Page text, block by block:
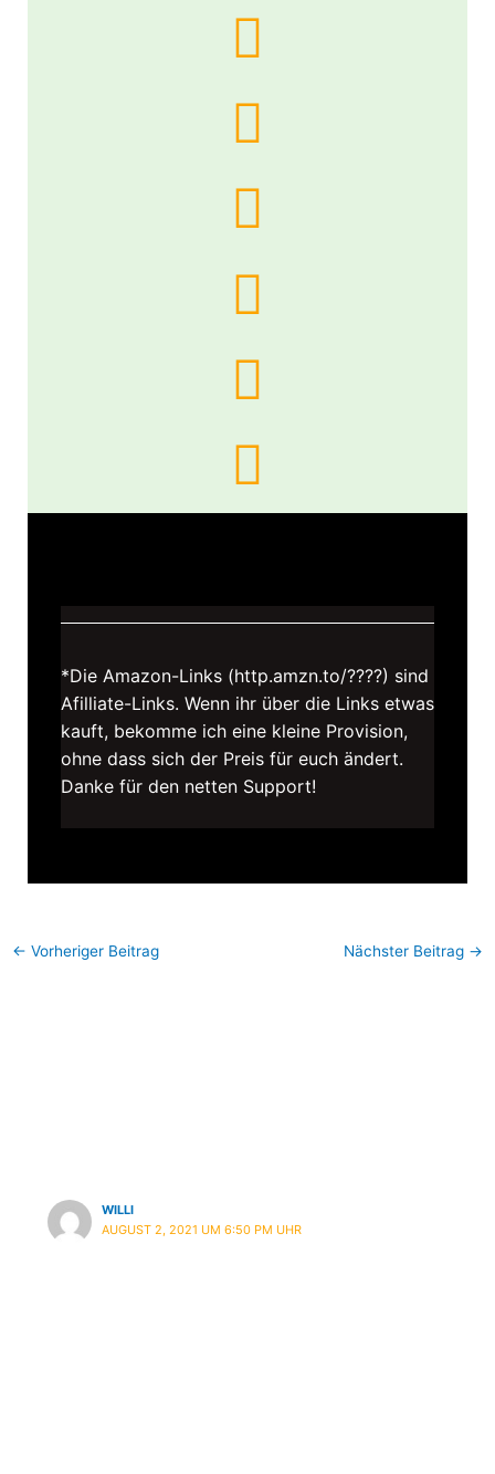
*Die Amazon-Links (http.amzn.to/????) sind
Afilliate-Links. Wenn ihr über die Links etwas
kauft, bekomme ich eine kleine Provision,
ohne dass sich der Preis für euch ändert.
Danke für den netten Support!
← Vorheriger Beitrag Nächster Beitrag →
WILLI
AUGUST 2, 2021 UM 6:50 PM UHR